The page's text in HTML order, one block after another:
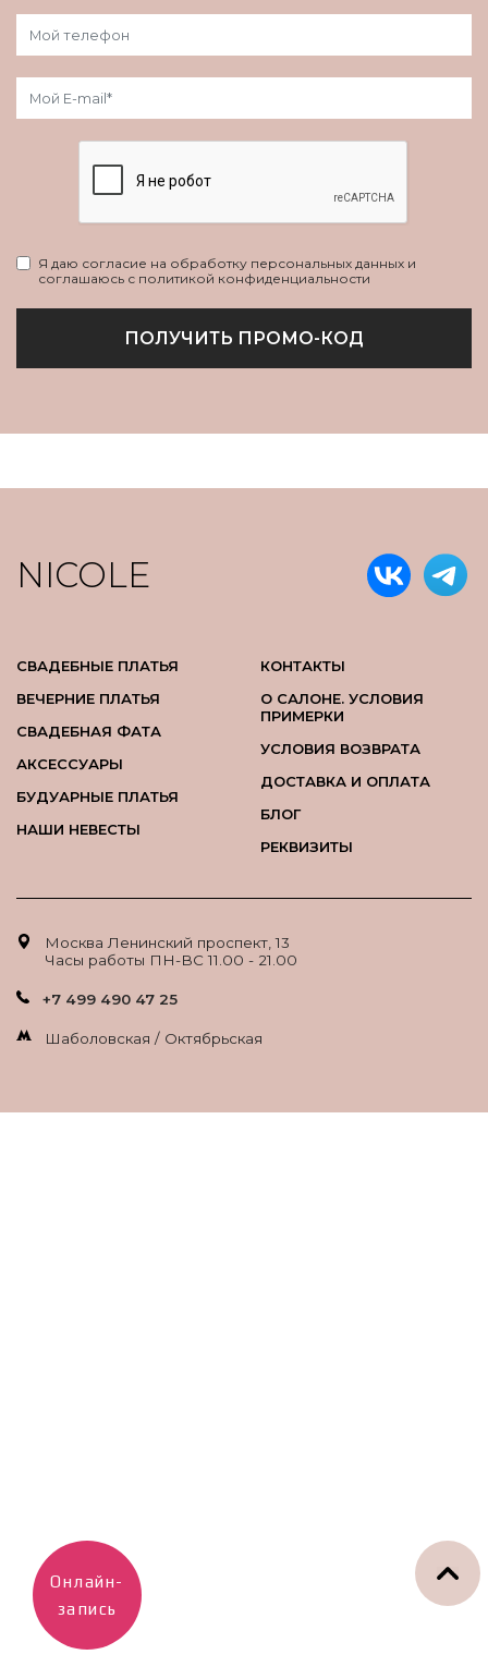
Я даю согласие на обработку персональных данных и
соглашаюсь с политикой конфиденциальности
ПОЛУЧИТЬ ПРОМО-КОД
NICOLE
СВАДЕБНЫЕ ПЛАТЬЯ
ВЕЧЕРНИЕ ПЛАТЬЯ
СВАДЕБНАЯ ФАТА
АКСЕССУАРЫ
БУДУАРНЫЕ ПЛАТЬЯ
НАШИ НЕВЕСТЫ
КОНТАКТЫ
О САЛОНЕ. УСЛОВИЯ
ПРИМЕРКИ
УСЛОВИЯ ВОЗВРАТА
ДОСТАВКА И ОПЛАТА
БЛОГ
РЕКВИЗИТЫ
Москва Ленинский проспект, 13
Часы работы ПН-ВС 11.00 - 21.00
+7 499 490 47 25
Шаболовская / Октябрьская
Онлайн-
запись